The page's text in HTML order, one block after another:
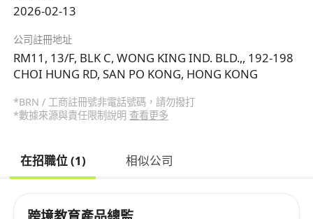
2026-02-13
公司註冊地址
RM11, 13/F, BLK C, WONG KING IND. BLD.,, 192-198
CHOI HUNG RD, SAN PO KONG, HONG KONG
*BRN / 工商註冊號非電話號碼，請勿撥打
*數據來源與責任限制說明 查看更多
在招職位 (1) 相似公司